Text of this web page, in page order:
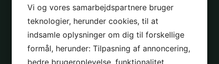
OPLEV TEMAET PÅ FLERE MÅDER
Læs om 1. majs historie
Vi og vores samarbejdspartnere bruger
teknologier, herunder cookies, til at
indsamle oplysninger om dig til forskellige
formål, herunder: Tilpasning af annoncering,
bedre brugeroplevelse, funktionalitet,